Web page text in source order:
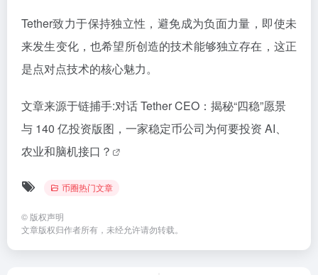
Tether致力于保持独立性，避免成为负面力量，即使未
来发生变化，也希望所创造的技术能够独立存在，这正
是点对点技术的核心魅力。
文章来源于链捕手:对话 Tether CEO：揭秘“四稳”愿景
与 140 亿投资版图，一家稳定币公司为何要投资 AI、
农业和脑机接口？
币圈热门文章
© 版权声明
文章版权归作者所有，未经允许请勿转载。